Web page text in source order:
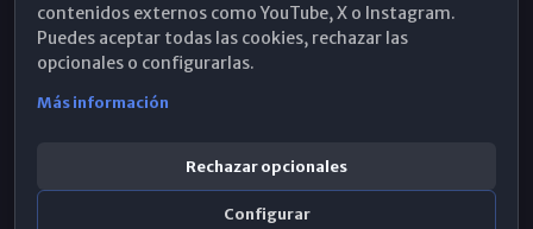
WhatsApp
contenidos externos como YouTube, X o Instagram.
Puedes aceptar todas las cookies, rechazar las
opcionales o configurarlas.
Más información
Rechazar opcionales
Configurar